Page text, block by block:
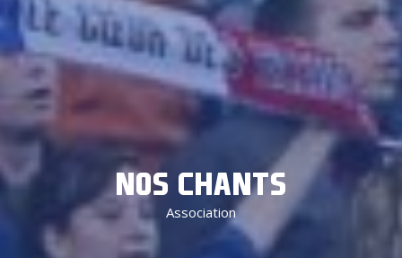
NOS CHANTS
Association